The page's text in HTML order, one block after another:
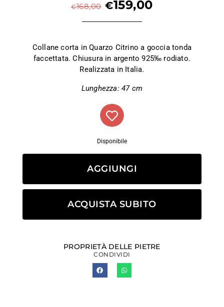
€168,00 €159,00
Collane corta in Quarzo Citrino a goccia tonda
faccettata. Chiusura in argento 925‰ rodiato.
Realizzata in Italia.
Lunghezza: 47 cm
Disponibile
AGGIUNGI
ACQUISTA SUBITO
PROPRIETÀ DELLE PIETRE
CONDIVIDI